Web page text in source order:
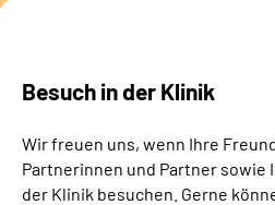
Leichte Sprache
Besuch in der Klinik
Wir freuen uns, wenn Ihre
Partnerinnen und Partner sowie
der Klinik besuchen. Gerne